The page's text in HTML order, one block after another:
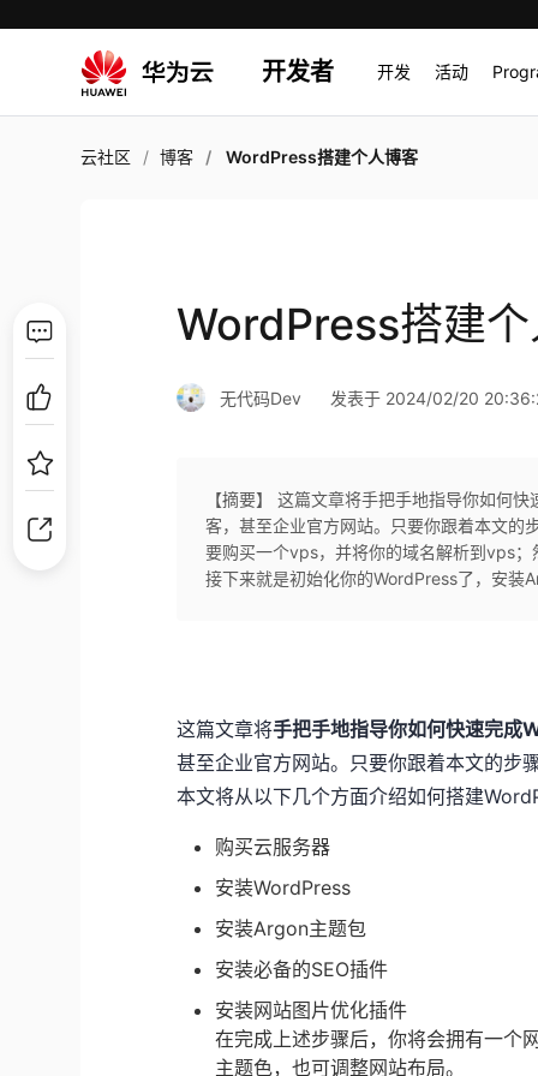
开发者 开发 活动
云社区 博客 WordPress搭建个人博客
WordPress搭建
无代码Dev 发表于 2024/02/20
【摘要】 这篇文章将手把手地指导你如何
客，甚至企业官方网站。只要你跟着本文的
要购买一个vps，并将你的域名解析到vps
接下来就是初始化你的WordPress了，安装
这篇文章将手把手地指导你如何快速完成
甚至企业官方网站。只要你跟着本文的步
本文将从以下几个方面介绍如何搭建
购买云服务器
安装WordPress
安装Argon主题包
安装必备的SEO插件
安装网站图片优化插件
在完成上述步骤后，你将会拥有一个
主题色，也可调整网站布局。